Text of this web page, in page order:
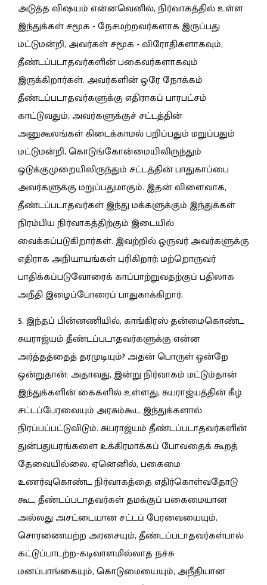
அடுத்த விஷயம் என்னவெனில், நிர்வாகத்தில் உள்ள
இந்துக்கள் சமூக - நேசமற்றவர்களாக இருப்பது
மட்டுமன்றி, அவர்கள் சமூக - விரோதிகளாகவும்,
தீண்டப்படாதவர்களின் பகைவர்களாகவும்
இருக்கிறார்கள். அவர்களின் ஒரே நோக்கம்
தீண்டப்படாதவர்களுக்கு எதிராகப் பாரபட்சம்
காட்டுவதும், அவர்களுக்குச் சட்டத்தின்
அனுகூலங்கள் கிடைக்காமல் பறிப்பதும் மறுப்பதும்
மட்டுமன்றி, கொடுங்கோன்மையிலிருந்தும்
ஒடுக்குமுறையிலிருந்தும் சட்டத்தின் பாதுகாப்பை
அவர்களுக்கு மறுப்பதுமாகும். இதன் விளைவாக,
தீண்டப்படாதவர்கள் இந்து மக்களுக்கும் இந்துக்கள்
நிரம்பிய நிர்வாகத்திற்கும் இடையில்
வைக்கப்படுகிறார்கள். இவற்றில் ஒருவர் அவர்களுக்கு
எதிராக அநியாயங்கள் புரிகிறார்; மற்றொருவர்
பாதிக்கப்படுவோரைக் காப்பாற்றுவதற்குப் பதிலாக
அநீதி இழைப்போரைப் பாதுகாக்கிறார்.
5. இந்தப் பின்னணியில், காங்கிரஸ் தன்மைகொண்ட
சுயராஜ்யம் தீண்டப்படாதவர்களுக்கு என்ன
அர்த்தத்தைத் தரமுடியும்? அதன் பொருள் ஒன்றே
ஒன்றுதான்: அதாவது, இன்று நிர்வாகம் மட்டும்தான்
இந்துக்களின் கைகளில் உள்ளது; சுயராஜ்யத்தின் கீழ்
சட்டப்பேரவையும் அரசும்கூட இந்துக்களால்
நிரப்பப்பட்டுவிடும். சுயராஜ்யம் தீண்டப்படாதவர்களின்
துன்பதுயரங்களை உக்கிரமாக்கப் போவதைக் கூறத்
தேவையில்லை. ஏனெனில், பகைமை
உணர்வுகொண்ட நிர்வாகத்தை எதிர்கொள்வதோடு
கூட, தீண்டப்படாதவர்கள் தமக்குப் பகைமையான
அல்லது அசட்டையான சட்டப் பேரவையையும்,
சொரணையற்ற அரசையும், தீண்டப்படாதவர்கள்பால்
கட்டுப்பாடற்ற-கடிவாளமில்லாத நச்சு
மனப்பாங்கையும், கொடுமையையும், அநீதியான